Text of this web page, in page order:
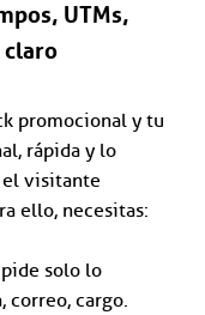
UTMs,
claro
promocional y tu
rápida y lo
visitante
ello, necesitas:
pide solo lo
correo, cargo.